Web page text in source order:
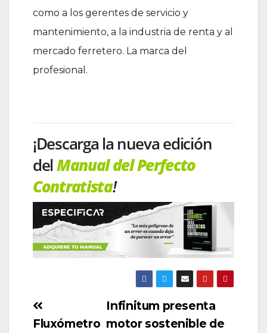
como a los gerentes de servicio y
mantenimiento, a la industria de renta y al
mercado ferretero. La marca del
profesional.
¡Descarga la nueva edición
delManual del Perfecto
Contratista!
Infinitum presenta
motor sostenible de
Fluxómetro